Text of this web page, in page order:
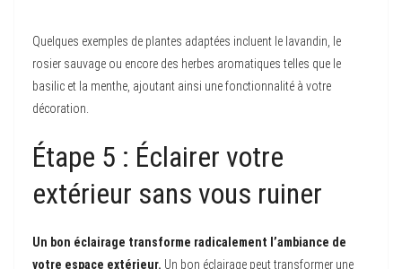
Quelques exemples de plantes adaptées incluent le lavandin, le
rosier sauvage ou encore des herbes aromatiques telles que le
basilic et la menthe, ajoutant ainsi une fonctionnalité à votre
décoration.
Étape 5 : Éclairer votre
extérieur sans vous ruiner
Un bon éclairage transforme radicalement l’ambiance de
votre espace extérieur. Un bon éclairage peut transformer une